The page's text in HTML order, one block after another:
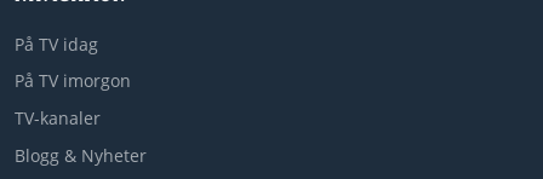
På TV idag
På TV imorgon
TV-kanaler
Blogg & Nyheter